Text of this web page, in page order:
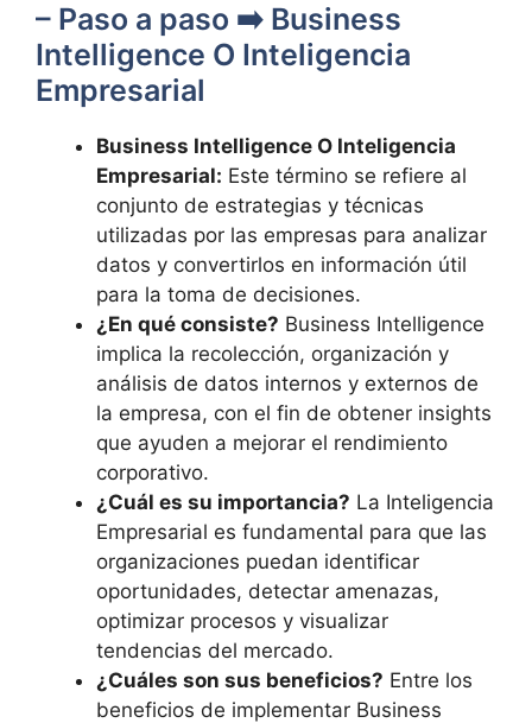
– Paso a paso ➡️ Business
Intelligence⁢ O Inteligencia
Empresarial
Business​ Intelligence O Inteligencia
Empresarial: Este término se refiere al
‌conjunto de estrategias⁤ y técnicas
utilizadas por ⁢las ​empresas para​ analizar
datos y⁢ convertirlos ⁤en información útil
para⁤ la toma de​ decisiones.
¿En qué ‍consiste? ​Business Intelligence
implica la‌ recolección, organización y
análisis de datos internos ‍y externos de‌
la empresa, con el fin de obtener insights⁢
que ayuden a​ mejorar el rendimiento
corporativo.
¿Cuál es su importancia? La Inteligencia
Empresarial ⁣es fundamental para que las
organizaciones puedan identificar
oportunidades, detectar⁤ amenazas,
optimizar procesos y visualizar
⁤tendencias del mercado.
¿Cuáles son ⁤sus beneficios? Entre los
beneficios ‍de implementar Business